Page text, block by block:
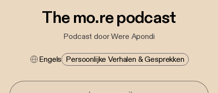
The mo.re podcast
Podcast door Were Apondi
Engels Persoonlijke Verhalen & Gesprekken